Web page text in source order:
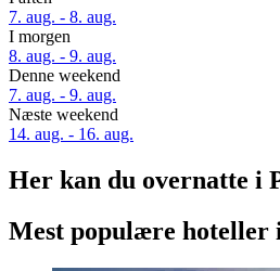
7. aug. - 8. aug.
I morgen
8. aug. - 9. aug.
Denne weekend
7. aug. - 9. aug.
Næste weekend
14. aug. - 16. aug.
Her kan du overnatte i
Mest populære hoteller